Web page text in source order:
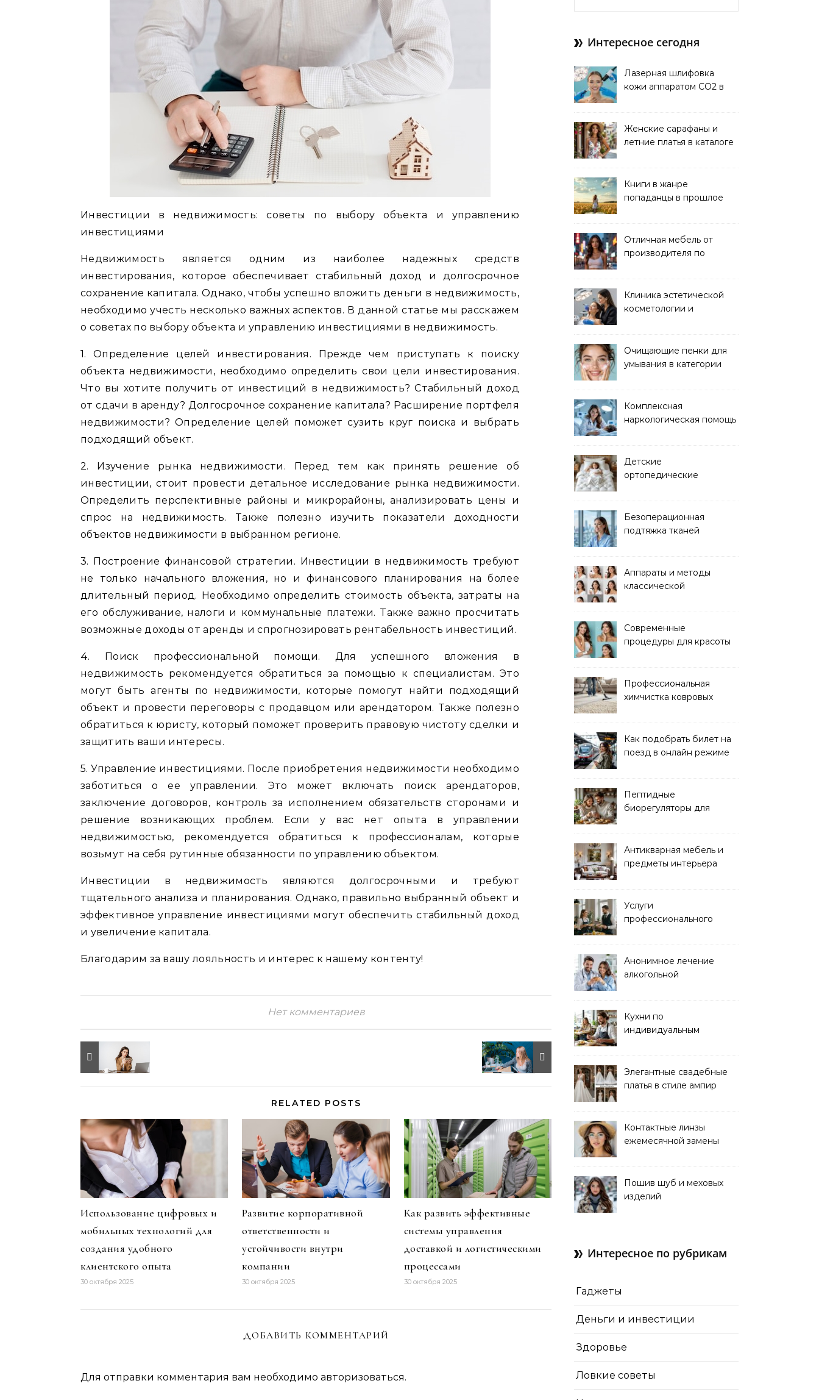
Инвестиции в недвижимость: советы по выбору объекта и управлению
инвестициями
Недвижимость является одним из наиболее надежных средств
инвестирования, которое обеспечивает стабильный доход и долгосрочное
сохранение капитала. Однако, чтобы успешно вложить деньги в недвижимость,
необходимо учесть несколько важных аспектов. В данной статье мы расскажем
о советах по выбору объекта и управлению инвестициями в недвижимость.
1. Определение целей инвестирования. Прежде чем приступать к поиску
объекта недвижимости, необходимо определить свои цели инвестирования.
Что вы хотите получить от инвестиций в недвижимость? Стабильный доход
от сдачи в аренду? Долгосрочное сохранение капитала? Расширение портфеля
недвижимости? Определение целей поможет сузить круг поиска и выбрать
подходящий объект.
2. Изучение рынка недвижимости. Перед тем как принять решение об
инвестиции, стоит провести детальное исследование рынка недвижимости.
Определить перспективные районы и микрорайоны, анализировать цены и
спрос на недвижимость. Также полезно изучить показатели доходности
объектов недвижимости в выбранном регионе.
3. Построение финансовой стратегии. Инвестиции в недвижимость требуют
не только начального вложения, но и финансового планирования на более
длительный период. Необходимо определить стоимость объекта, затраты на
его обслуживание, налоги и коммунальные платежи. Также важно просчитать
возможные доходы от аренды и спрогнозировать рентабельность инвестиций.
4. Поиск профессиональной помощи. Для успешного вложения в
недвижимость рекомендуется обратиться за помощью к специалистам. Это
могут быть агенты по недвижимости, которые помогут найти подходящий
объект и провести переговоры с продавцом или арендатором. Также полезно
обратиться к юристу, который поможет проверить правовую чистоту сделки и
защитить ваши интересы.
5. Управление инвестициями. После приобретения недвижимости необходимо
заботиться о ее управлении. Это может включать поиск арендаторов,
заключение договоров, контроль за исполнением обязательств сторонами и
решение возникающих проблем. Если у вас нет опыта в управлении
недвижимостью, рекомендуется обратиться к профессионалам, которые
возьмут на себя рутинные обязанности по управлению объектом.
Инвестиции в недвижимость являются долгосрочными и требуют
тщательного анализа и планирования. Однако, правильно выбранный объект и
эффективное управление инвестициями могут обеспечить стабильный доход
и увеличение капитала.
Благодарим за вашу лояльность и интерес к нашему контенту!
Нет комментариев
RELATED POSTS
Использование цифровых и
мобильных технологий для
создания удобного
клиентского опыта
30 октября 2025
Развитие корпоративной
ответственности и
устойчивости внутри
компании
30 октября 2025
Как развить эффективные
системы управления
доставкой и логистическими
процессами
30 октября 2025
ДОБАВИТЬ КОММЕНТАРИЙ
Для отправки комментария вам необходимо авторизоваться.
Интересное сегодня
Лазерная шлифовка
кожи аппаратом CO2 в
Женские сарафаны и
летние платья в каталоге
Книги в жанре
попаданцы в прошлое
Отличная мебель от
производителя по
Клиника эстетической
косметологии и
Очищающие пенки для
умывания в категории
Комплексная
наркологическая помощь
Детские
ортопедические
Безоперационная
подтяжка тканей
Аппараты и методы
классической
Современные
процедуры для красоты
Профессиональная
химчистка ковровых
Как подобрать билет на
поезд в онлайн режиме
Пептидные
биорегуляторы для
Антикварная мебель и
предметы интерьера
Услуги
профессионального
формата
Анонимное лечение
алкогольной
Кухни по
индивидуальным
Элегантные свадебные
платья в стиле ампир
Контактные линзы
ежемесячной замены
Пошив шуб и меховых
изделий
Интересное по рубрикам
Гаджеты
Деньги и инвестиции
Здоровье
Ловкие советы